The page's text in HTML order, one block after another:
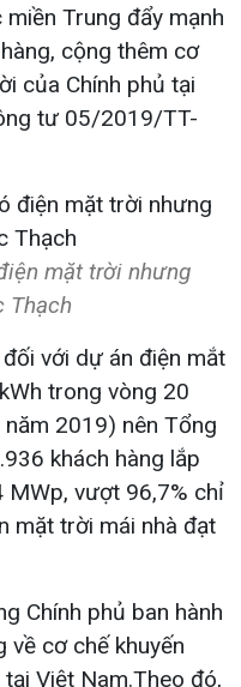
Trung đẩy mạnh
cộng thêm cơ
của Chính phủ tại
tư 05/2019/TT-
mặt trời nhưng
Thạch
với dự án điện mắt
trong vòng 20
2019) nên Tổng
khách hàng lắp
vượt 96,7% chỉ
mặt trời mái nhà đạt
Chính phủ ban hành
cơ chế khuyến
Việt Nam.Theo đó,